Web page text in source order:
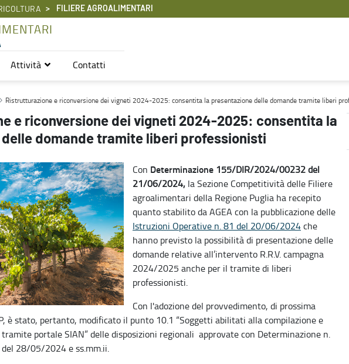
FILIERE AGROALIMENTARI
Attività Contatti
2024-2025: consentita la presentazione delle domande tramite liberi professionisti
Ristrutturazione e riconversione dei vigneti 2024-2025: consentita la presentazione delle domande tramite liberi
e riconversione dei vigneti 2024-2025: consentita la
domande tramite liberi professionisti
Con Determinazione 155/DIR/2024/00232 del
21/06/2024, la Sezione Competitività delle Filiere
agroalimentari della Regione Puglia ha recepito
quanto stabilito da AGEA con la pubblicazione delle
Istruzioni Operative n. 81 del 20/06/2024che
hanno previsto la possibilità di presentazione delle
domande relative all’intervento R.R.V. campagna
2024/2025 anche per il tramite di liberi
professionisti.
Con l'adozione del provvedimento, di prossima
è stato, pertanto, modificato il punto 10.1 “Soggetti abilitati alla compilazione e
portale SIAN” delle disposizioni regionali approvate con Determinazione n.
28/05/2024 e ss.mm.ii.